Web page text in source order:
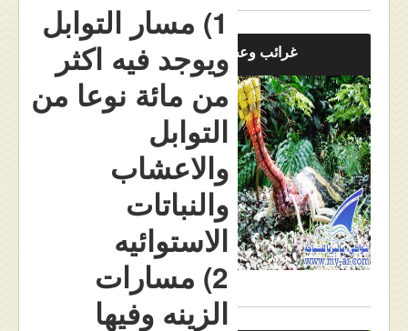
1) مسار التوابل
ويوجد فيه اكثر
من مائة نوعا من
التوابل
والاعشاب
والنباتات
الاستوائيه
2) مسارات
الزينه وفيها
غرائب وعجائب